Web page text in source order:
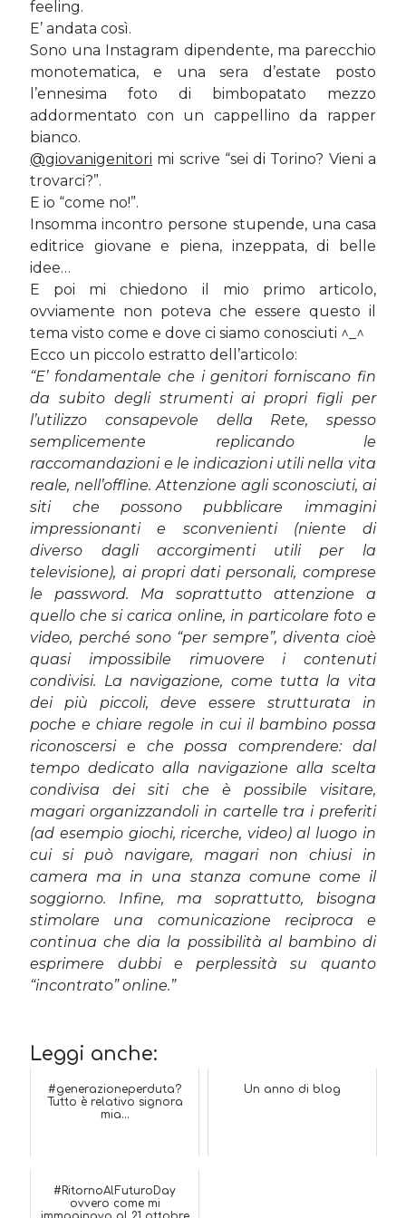
SarasuDel 2023 e di come la mia famiglia sta affrontando la
sclerosi multipla
michelasuDel 2023 e di come la mia famiglia sta affrontando la
sclerosi multipla
michelasuDel 2023 e di come la mia famiglia sta affrontando la
sclerosi multipla
Guya
sclerosi multipla
Cerca nel blog
Cerca
Archivi
Archivi
Cerca nel blog
Cerca
Archivi
Archivi
Twitter Feed
Tweet di MichelaCalculli
feeling.
E’ andata così.
Sono una Instagram dipendente, ma parecchio
monotematica, e una sera d’estate posto
l’ennesima foto di bimbopatato mezzo
addormentato con un cappellino da rapper
bianco.
@giovanigenitori mi scrive “sei di Torino? Vieni a
trovarci?”.
E io “come no!”.
Insomma incontro persone stupende, una casa
editrice giovane e piena, inzeppata, di belle
idee…
E poi mi chiedono il mio primo articolo,
ovviamente non poteva che essere questo il
tema visto come e dove ci siamo conosciuti ^_^
Ecco un piccolo estratto dell’articolo:
“E’ fondamentale che i genitori forniscano fin
da subito degli strumenti ai propri figli per
l’utilizzo consapevole della Rete, spesso
semplicemente replicando le
raccomandazioni e le indicazioni utili nella vita
reale, nell’offline. Attenzione agli sconosciuti, ai
siti che possono pubblicare immagini
impressionanti e sconvenienti (niente di
diverso dagli accorgimenti utili per la
televisione), ai propri dati personali, comprese
le password. Ma soprattutto attenzione a
quello che si carica online, in particolare foto e
video, perché sono “per sempre”, diventa cioè
quasi impossibile rimuovere i contenuti
condivisi. La navigazione, come tutta la vita
dei più piccoli, deve essere strutturata in
poche e chiare regole in cui il bambino possa
riconoscersi e che possa comprendere: dal
tempo dedicato alla navigazione alla scelta
condivisa dei siti che è possibile visitare,
magari organizzandoli in cartelle tra i preferiti
(ad esempio giochi, ricerche, video) al luogo in
cui si può navigare, magari non chiusi in
camera ma in una stanza comune come il
soggiorno. Infine, ma soprattutto, bisogna
stimolare una comunicazione reciproca e
continua che dia la possibilità al bambino di
esprimere dubbi e perplessità su quanto
“incontrato” online.”
Leggi anche:
#generazioneperduta?
Tutto è relativo signora
mia...
Un anno di blog
#RitornoAlFuturoDay
ovvero come mi